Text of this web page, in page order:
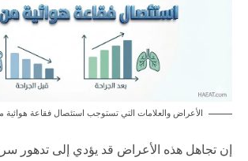
الأعراض والعلامات التي تستوجب استئصال فقاعة هوائية
إن تجاهل هذه الأعراض قد يؤدي إلى تدهور